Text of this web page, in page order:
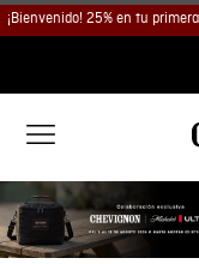
¡Bienvenido! 25% en tu